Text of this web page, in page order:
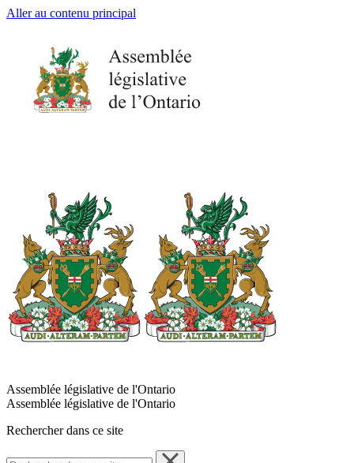
Aller au contenu principal
Assemblée législative de l'Ontario
Assemblée législative de l'Ontario
Rechercher dans ce site
Rechercher